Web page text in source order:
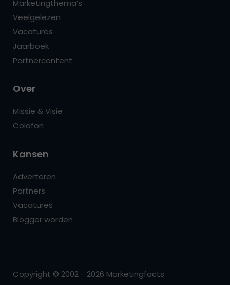
Marketingthema’s
Veelgelezen
Vacatures
Jaarboek
Partnercontent
Over
Missie & Visie
Colofon
Kansen
Adverteren
Partners
Vacatures
Blogger worden
Copyright © 2002 - 2026 Marketingfacts